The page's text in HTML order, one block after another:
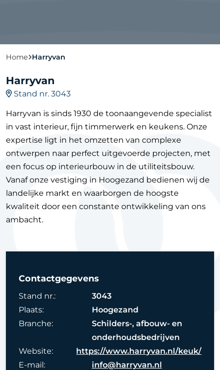
Home Harryvan
Harryvan
Stand nr. 3043
Harryvan is sinds 1930 de toonaangevende specialist
in vast interieur, fijn timmerwerk en keukens. Onze
expertise ligt in het omzetten van complexe
ontwerpen naar perfect uitgevoerde projecten, met
een focus op interieurbouw in de utiliteitsbouw.
Vanaf onze vestiging in Hoogezand bedienen wij de
landelijke markt en waarborgen de hoogste
kwaliteit door een constante ontwikkeling van ons
ambacht.
Contactgegevens
Stand nr.:
3043
Plaats:
Hoogezand
Branche:
Schilders-, afbouw- en
onderhoudsbedrijven
Website:
https://www.harryvan.nl/keuk/
E-mail:
info@harryvan.nl